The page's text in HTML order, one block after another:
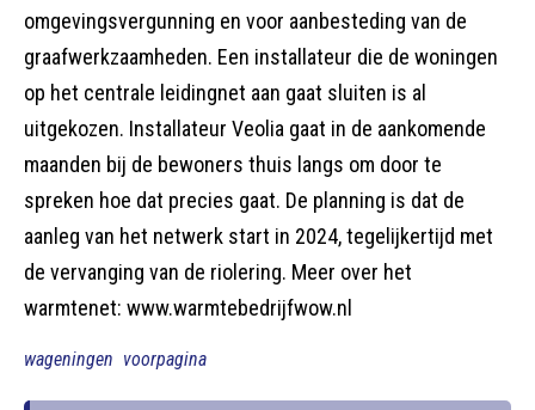
omgevingsvergunning en voor aanbesteding van de
graafwerkzaamheden. Een installateur die de woningen
op het centrale leidingnet aan gaat sluiten is al
uitgekozen. Installateur Veolia gaat in de aankomende
maanden bij de bewoners thuis langs om door te
spreken hoe dat precies gaat. De planning is dat de
aanleg van het netwerk start in 2024, tegelijkertijd met
de vervanging van de riolering. Meer over het
warmtenet: www.warmtebedrijfwow.nl
wageningen voorpagina